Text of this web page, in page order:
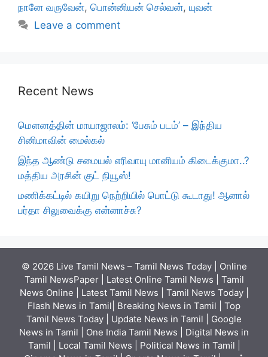
நானே வருவேன், பொன்னியன் செல்வன், யுவன்
Leave a comment
Recent News
மௌனத்தின் மாயாஜாலம்: ‘பேசும் படம்’ – இந்திய
சினிமாவின் மைல்கல்
இந்த ஆண்டு சமையல் எரிவாயு மானியம் கிடைக்குமா..?
மத்திய அரசின் குட் நியூஸ்!
மணிக்கட்டில் கயிறு நெற்றியில் பொட்டு கூடாது! ஆனால்
பர்தா சிலுவைக்கு என்னாச்சு?
© 2026 Live Tamil News – Tamil News Today | Online
Tamil NewsPaper | Latest Online Tamil News | Tamil
News Online | Latest Tamil News | Tamil News Today |
Flash News in Tamil| Breaking News in Tamil | Top
Tamil News Today | Update News in Tamil | Google
News in Tamil | One India Tamil News | Digital News in
Tamil | Local Tamil News | Political News in Tamil |